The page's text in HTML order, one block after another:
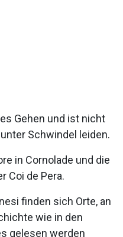
Gehen und ist nicht
Schwindel leiden.
in Cornolade und die
Coi de Pera.
finden sich Orte, an
wie in den
gelesen werden